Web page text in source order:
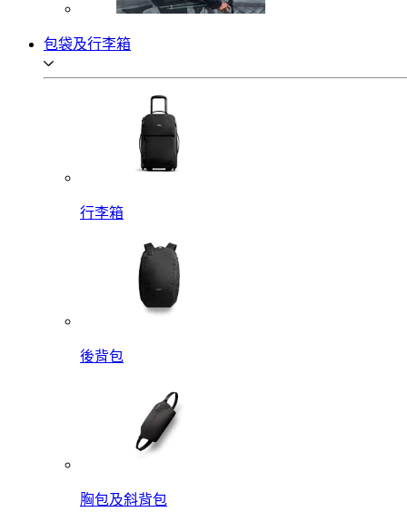
包袋及行李箱
行李箱
後背包
胸包及斜背包